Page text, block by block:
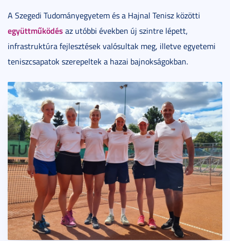
A Szegedi Tudományegyetem és a Hajnal Tenisz közötti
együttműködés az utóbbi években új szintre lépett,
infrastruktúra fejlesztések valósultak meg, illetve egyetemi
teniszcsapatok szerepeltek a hazai bajnokságokban.